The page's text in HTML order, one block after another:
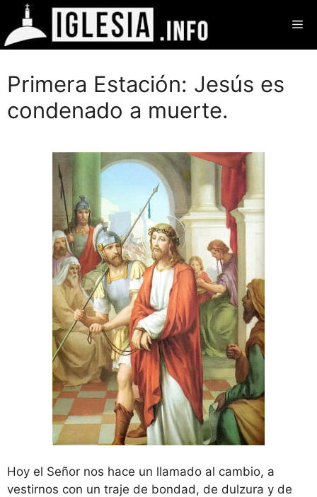
Saltar
contenido
Primera Estación: Jesús es
condenado a muerte.
Hoy el Señor nos hace un llamado al cambio, a
vestirnos con un traje de bondad, de dulzura y de